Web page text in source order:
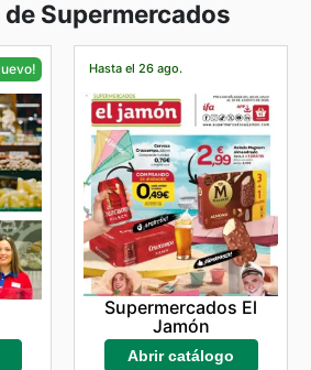
Supermercados
Hasta el 26 ago.
Supermercados El
Jamón
Abrir catálogo